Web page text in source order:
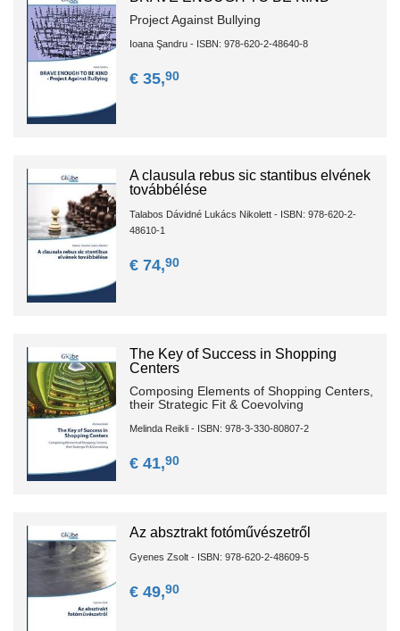
Project Against Bullying
Ioana Şandru - ISBN: 978-620-2-48640-8
€ 35,90
A clausula rebus sic stantibus elvének
továbbélése
Talabos Dávidné Lukács Nikolett - ISBN: 978-620-2-
48610-1
€ 74,90
The Key of Success in Shopping
Centers
Composing Elements of Shopping Centers,
their Strategic Fit & Coevolving
Melinda Reikli - ISBN: 978-3-330-80807-2
€ 41,90
Az absztrakt fotóművészetről
Gyenes Zsolt - ISBN: 978-620-2-48609-5
€ 49,90